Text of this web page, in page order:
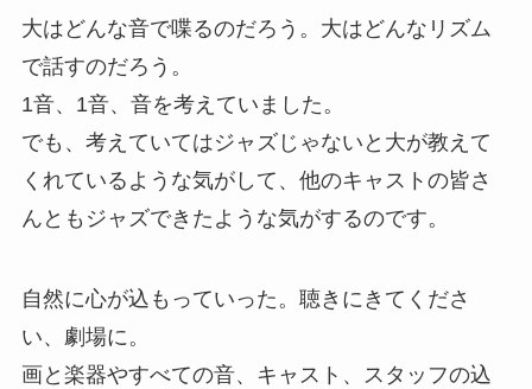
大はどんな音で喋るのだろう。大はどんなリズム
で話すのだろう。
1音、1音、音を考えていました。
でも、考えていてはジャズじゃないと大が教えて
くれているような気がして、他のキャストの皆さ
んともジャズできたような気がするのです。
自然に心が込もっていった。聴きにきてくださ
い、劇場に。
画と楽器やすべての音、キャスト、スタッフの込